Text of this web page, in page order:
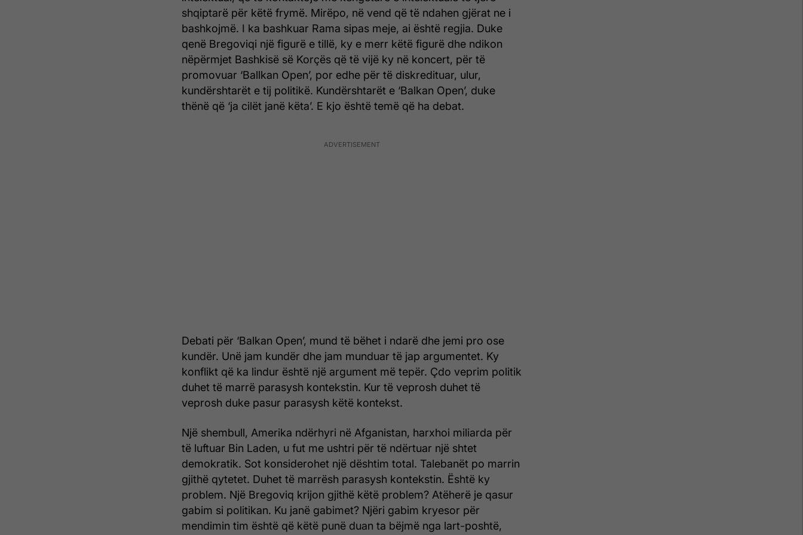
shqiptarë për këtë frymë. Mirëpo, në vend që të ndahen gjërat ne i
bashkojmë. I ka bashkuar Rama sipas meje, ai është regjia. Duke
qenë Bregoviqi një figurë e tillë, ky e merr këtë figurë dhe ndikon
nëpërmjet Bashkisë së Korçës që të vijë ky në koncert, për të
promovuar ‘Ballkan Open’, por edhe për të diskredituar, ulur,
kundërshtarët e tij politikë. Kundërshtarët e ‘Balkan Open’, duke
thënë që ‘ja cilët janë këta’. E kjo është temë që ha debat.
Debati për ‘Balkan Open’, mund të bëhet i ndarë dhe jemi pro ose
kundër. Unë jam kundër dhe jam munduar të jap argumentet. Ky
konflikt që ka lindur është një argument më tepër. Çdo veprim politik
duhet të marrë parasysh kontekstin. Kur të veprosh duhet të
veprosh duke pasur parasysh këtë kontekst.
Një shembull, Amerika ndërhyri në Afganistan, harxhoi miliarda për
të luftuar Bin Laden, u fut me ushtri për të ndërtuar një shtet
demokratik. Sot konsiderohet një dështim total. Talebanët po marrin
gjithë qytetet. Duhet të marrësh parasysh kontekstin. Është ky
problem. Një Bregoviq krijon gjithë këtë problem? Atëherë je qasur
gabim si politikan. Ku janë gabimet? Njëri gabim kryesor për
mendimin tim është që këtë punë duan ta bëjmë nga lart-poshtë,